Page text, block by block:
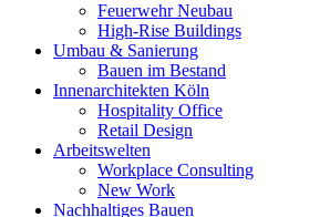
Feuerwehr Neubau
High-Rise Buildings
Umbau & Sanierung
Bauen im Bestand
Innenarchitekten Köln
Hospitality Office
Retail Design
Arbeitswelten
Workplace Consulting
New Work
Nachhaltiges Bauen